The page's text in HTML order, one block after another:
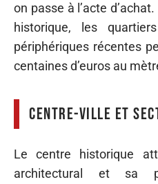
on passe à l’acte
historique, les
périphériques récentes
centaines d’euros au
Centre-ville et
Le centre historique
architectural et sa